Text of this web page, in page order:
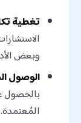
تغطية
وبعض
الوصول
بالحصول
المُعتمدة.